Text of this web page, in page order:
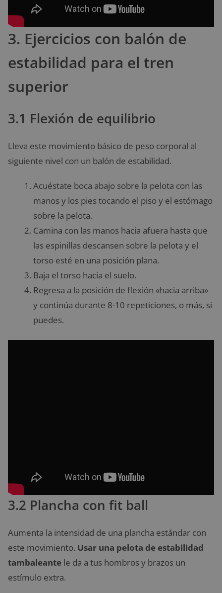
3. Ejercicios con balón de
estabilidad para el tren
superior
3.1 Flexión de equilibrio
Lleva este movimiento básico de peso corporal al
siguiente nivel con un balón de estabilidad.
Acuéstate boca abajo sobre la pelota con las
manos y los pies tocando el piso y el estómago
sobre la pelota.
Camina con las manos hacia afuera hasta que
las espinillas descansen sobre la pelota y el
torso esté en una posición plana.
Baja el torso hacia el suelo.
Regresa a la posición de flexión «hacia arriba»
y continúa durante 8-10 repeticiones, o más, si
puedes.
3.2 Plancha con fit ball
Aumenta la intensidad de una plancha estándar con
este movimiento. Usar una pelota de estabilidad
tambaleante le da a tus hombros y brazos un
estímulo extra.